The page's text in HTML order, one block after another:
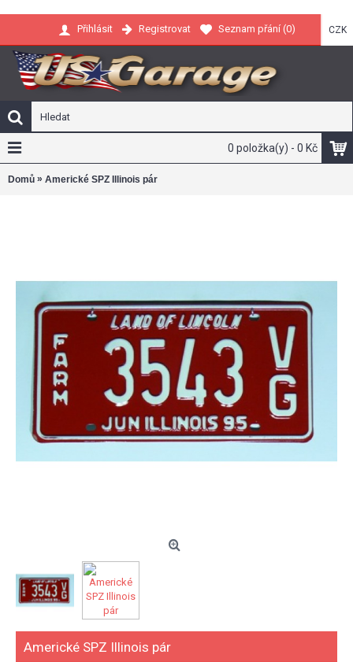
CZK
Přihlásit Registrovat Seznam přání (0)
0 položka(y) - 0 Kč
Domů » Americké SPZ Illinois pár
Americké SPZ Illinois pár